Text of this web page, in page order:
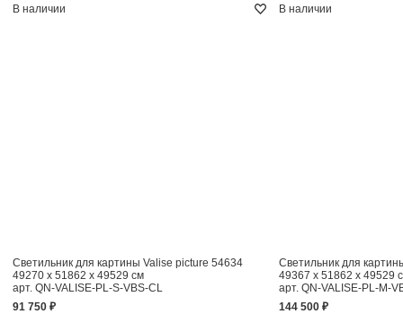
В наличии
Светильник для картины Valise picture 54634
49270 x 51862 x 49529 см
арт. QN-VALISE-PL-S-VBS-CL
91 750 ₽
В наличии
Светильник для
49367 x 51862 x 49529
арт. QN-VALISE-PL-M-
144 500 ₽